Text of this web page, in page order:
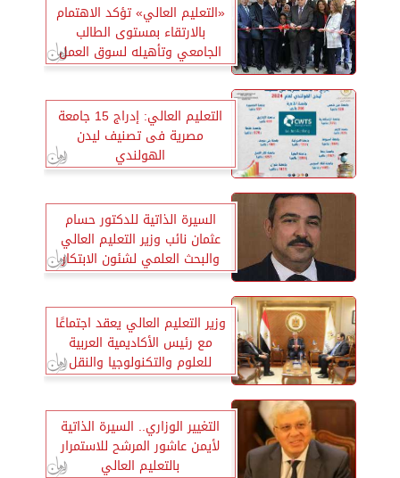
«التعليم العالي» تؤكد الاهتمام
بالارتقاء بمستوى الطالب
الجامعي وتأهيله لسوق العمل
التعليم العالي: إدراج 15 جامعة
مصرية فى تصنيف ليدن
الهولندي
السيرة الذاتية للدكتور حسام
عثمان نائب وزير التعليم العالي
والبحث العلمي لشئون الابتكار
والبحث العلمي
وزير التعليم العالي يعقد اجتماعًا
مع رئيس الأكاديمية العربية
للعلوم والتكنولوجيا والنقل
البحري
التغيير الوزاري.. السيرة الذاتية
لأيمن عاشور المرشح للاستمرار
بالتعليم العالي